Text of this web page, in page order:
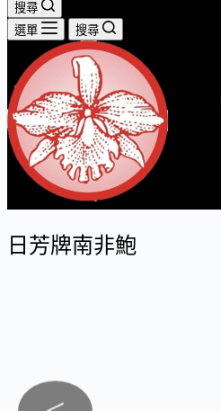
搜尋
選單
搜尋
日芳牌南非鮑